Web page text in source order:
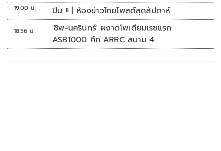
19:00 น. ปืน..!! | ห้องข่าวไทยโพสต์สุดสัปดาห์
18:56 น.
'ชิพ-นครินทร์' ผงาดโพเดียมเรซแรก
ASB1000 ศึก ARRC สนาม 4